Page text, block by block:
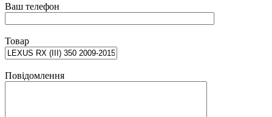
Ваш телефон
Товар
Повідомлення